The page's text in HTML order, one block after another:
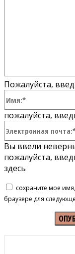
Пожалуйста,
пожалуйста,
Вы ввели
пожалуйста,
здесь
сохраните мое
браузере для